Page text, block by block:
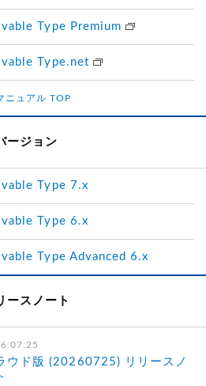
Type Premium
Type.net
ニュアル TOP
ージョン
Type 7.x
Type 6.x
Type Advanced 6.x
ースノート
ウド版 (20260725) リリースノ